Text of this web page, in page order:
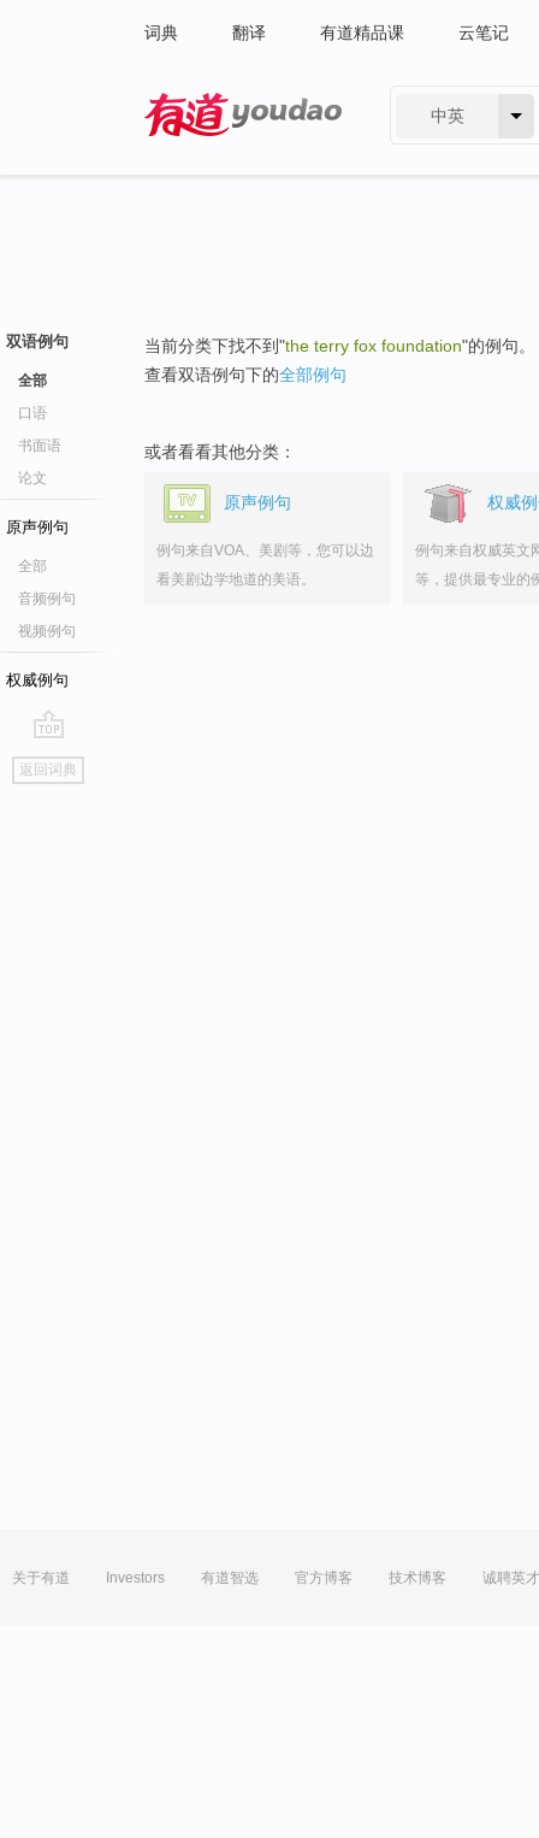
词典 翻译 有道精品课 云笔记
中英
双语例句
全部
口语
书面语
论文
原声例句
全部
音频例句
视频例句
权威例句
go
top
返回词典
当前分类下找不到"the terry fox foundation"的例句。
查看双语例句下的全部例句
或者看看其他分类：
原声例句
例句来自VOA、美剧等，您可以边
看美剧边学地道的美语。
权威
例句来自权威英文
等，提供最专业的
关于有道 Investors 有道智选 官方博客 技术博客 诚聘英才